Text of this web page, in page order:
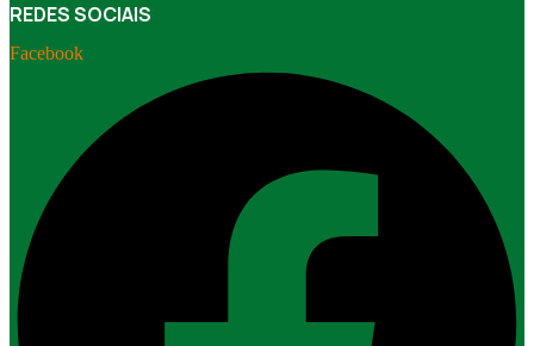
REDES SOCIAIS
Facebook